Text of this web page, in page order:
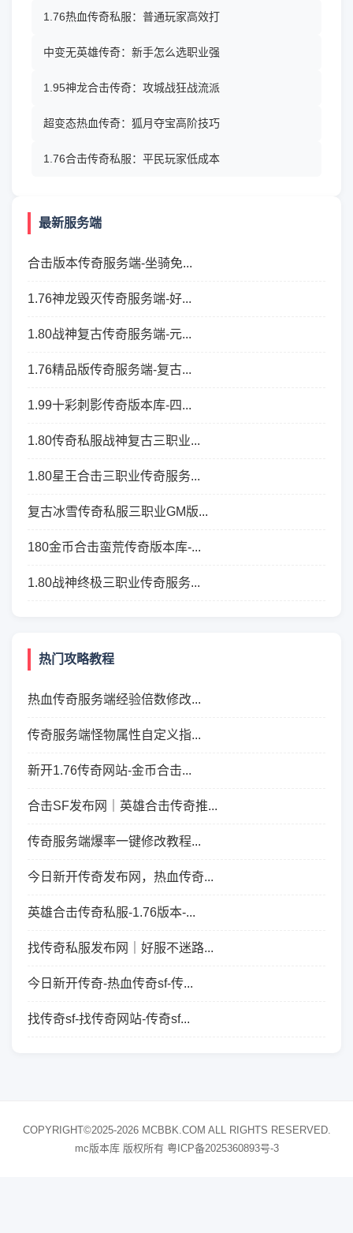
1.76热血传奇私服：普通玩家高效打
中变无英雄传奇：新手怎么选职业强
1.95神龙合击传奇：攻城战狂战流派
超变态热血传奇：狐月夺宝高阶技巧
1.76合击传奇私服：平民玩家低成本
最新服务端
合击版本传奇服务端-坐骑免...
1.76神龙毁灭传奇服务端-好...
1.80战神复古传奇服务端-元...
1.76精品版传奇服务端-复古...
1.99十彩刺影传奇版本库-四...
1.80传奇私服战神复古三职业...
1.80星王合击三职业传奇服务...
复古冰雪传奇私服三职业GM版...
180金币合击蛮荒传奇版本库-...
1.80战神终极三职业传奇服务...
热门攻略教程
热血传奇服务端经验倍数修改...
传奇服务端怪物属性自定义指...
新开1.76传奇网站-金币合击...
合击SF发布网｜英雄合击传奇推...
传奇服务端爆率一键修改教程...
今日新开传奇发布网，热血传奇...
英雄合击传奇私服-1.76版本-...
找传奇私服发布网｜好服不迷路...
今日新开传奇-热血传奇sf-传...
找传奇sf-找传奇网站-传奇sf...
COPYRIGHT©2025-2026 MCBBK.COM ALL RIGHTS RESERVED.
mc版本库 版权所有 粤ICP备2025360893号-3